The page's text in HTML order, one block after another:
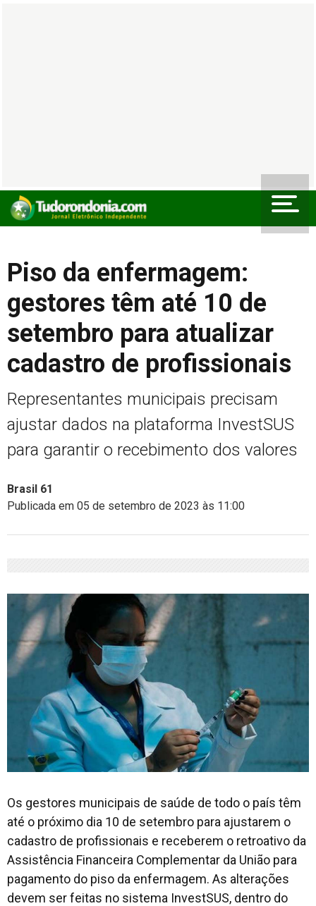
Piso da enfermagem:
gestores têm até 10 de
setembro para atualizar
cadastro de profissionais
Representantes municipais precisam
ajustar dados na plataforma InvestSUS
para garantir o recebimento dos valores
Brasil 61
Publicada em 05 de setembro de 2023 às 11:00
Os gestores municipais de saúde de todo o país têm
até o próximo dia 10 de setembro para ajustarem o
cadastro de profissionais e receberem o retroativo da
Assistência Financeira Complementar da União para
pagamento do piso da enfermagem. As alterações
devem ser feitas no sistema InvestSUS, dentro do